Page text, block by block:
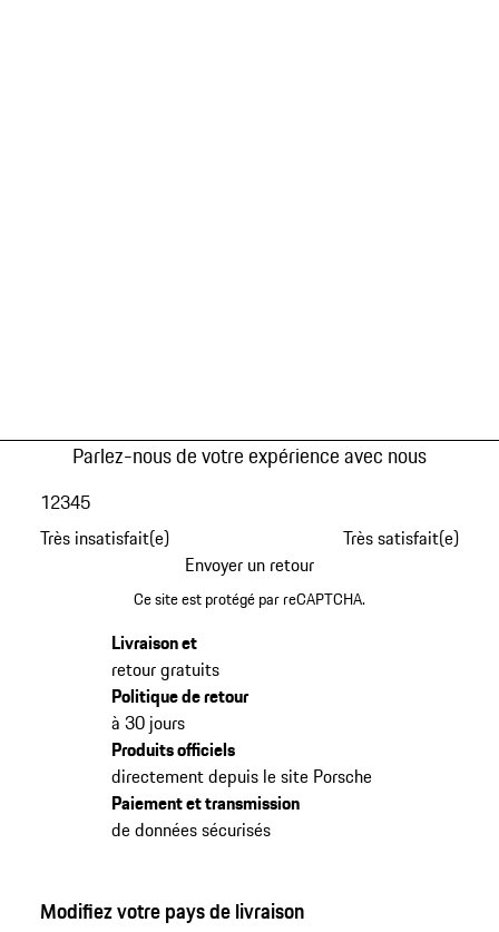
Parlez-nous de votre expérience avec nous
Très insatisfait(e)
12345
Très satisfait(e)
Envoyer un retour
Ce site est protégé par reCAPTCHA.
Livraison et
retour gratuits
Politique de retour
à 30 jours
Produits officiels
directement depuis le site Porsche
Paiement et transmission
de données sécurisés
Modifiez votre pays de livraison